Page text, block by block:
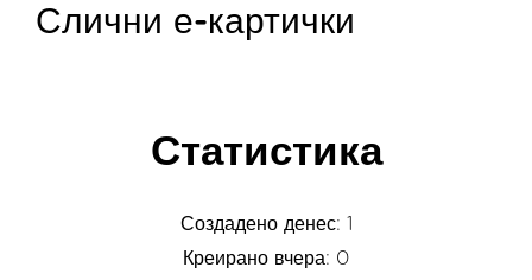
Слични е-картички
Статистика
Создадено денес: 1
Креирано вчера: 0